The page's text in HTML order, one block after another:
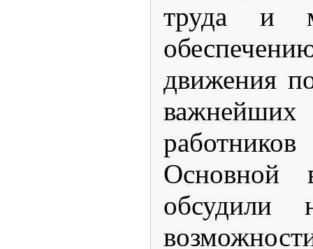
труда и
движения
Основной
обсудили